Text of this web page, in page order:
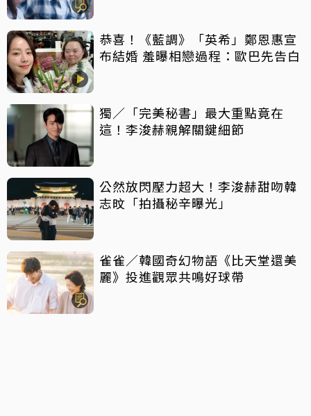
恭喜！《藍調》「英希」鄭恩惠宣
布結婚 羞曝相戀過程：歐巴先告白
獨／「完美秘書」最大重點竟在
這！李浚赫親解關鍵細節
公然放閃壓力超大！李浚赫甜吻韓
志旼「拍攝秘辛曝光」
雀雀／韓國奇幻物語《比天堂還美
麗》投進觀眾共鳴好球帶